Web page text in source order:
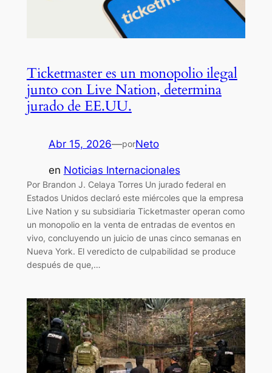
Ticketmaster es un monopolio ilegal
junto con Live Nation, determina
jurado de EE.UU.
Abr 15, 2026—porNeto
en Noticias Internacionales
Por Brandon J. Celaya Torres Un jurado federal en
Estados Unidos declaró este miércoles que la empresa
Live Nation y su subsidiaria Ticketmaster operan como
un monopolio en la venta de entradas de eventos en
vivo, concluyendo un juicio de unas cinco semanas en
Nueva York. El veredicto de culpabilidad se produce
después de que,…